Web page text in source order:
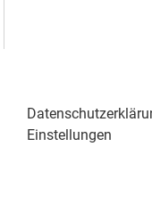
Einstellungen